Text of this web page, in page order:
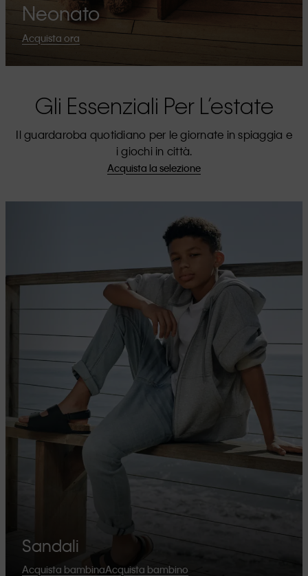
Neonato
Acquista ora
Gli Essenziali Per L’estate
Il guardaroba quotidiano per le giornate in spiaggia e
i giochi in città.
Acquista la selezione
Sandali
Acquista bambinaAcquista bambino